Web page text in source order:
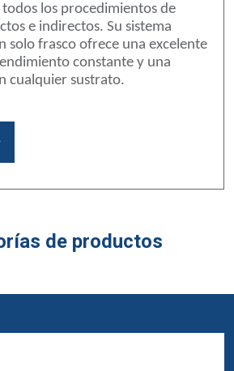
los procedimientos de
e indirectos. Su sistema
solo frasco ofrece una excelente
constante y una
cualquier sustrato.
de productos